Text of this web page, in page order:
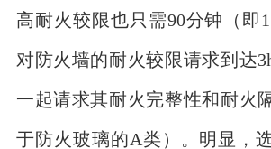
高耐火较限也只需90分钟（即
对防火墙的耐火较限请求到达
一起请求其耐火完整性和耐火
于防火玻璃的A类）。明显，